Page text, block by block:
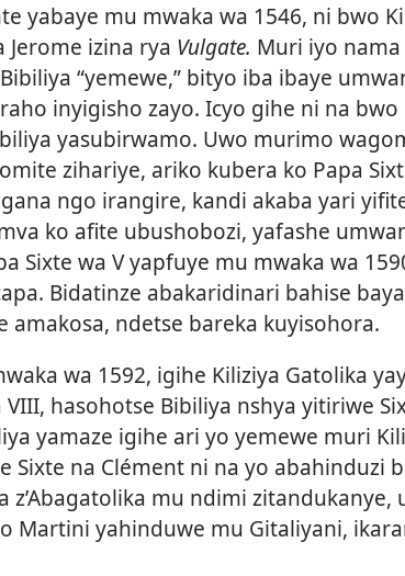
yabaye mu mwaka wa 1546, ni bwo
Jerome izina rya Vulgate. Muri iyo
“yemewe,” bityo iba ibaye
inyigisho zayo. Icyo gihe ni na bwo
yasubirwamo. Uwo murimo
zihariye, ariko kubera ko Papa
ngo irangire, kandi akaba yari
ko afite ubushobozi, yafashe
Sixte wa V yapfuye mu mwaka wa
Bidatinze abakaridinari bahise
amakosa, ndetse bareka kuyisohora.
wa 1592, igihe Kiliziya Gatolika
VIII, hasohotse Bibiliya nshya yitiriwe
yamaze igihe ari yo yemewe muri
Sixte na Clément ni na yo abahinduzi
z’Abagatolika mu ndimi zitandukanye,
Martini yahinduwe mu Gitaliyani,